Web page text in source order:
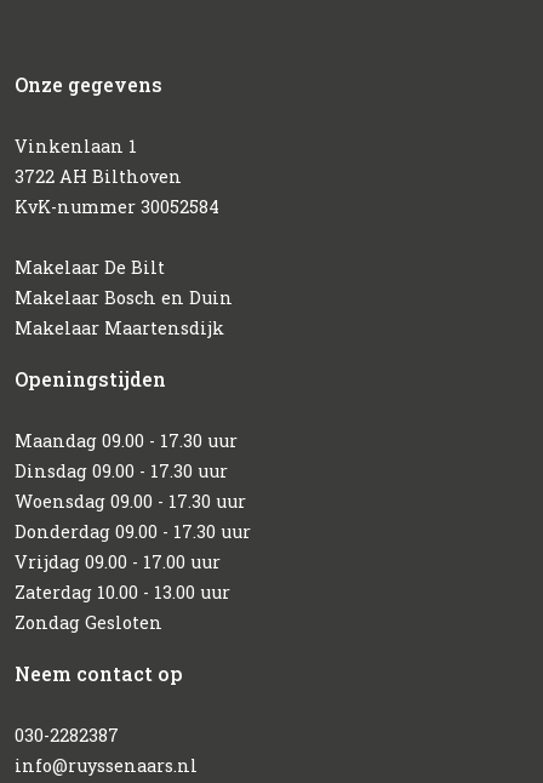
Onze gegevens
Vinkenlaan 1
3722 AH Bilthoven
KvK-nummer 30052584
Makelaar De Bilt
Makelaar Bosch en Duin
Makelaar Maartensdijk
Openingstijden
Maandag 09.00 - 17.30 uur
Dinsdag 09.00 - 17.30 uur
Woensdag 09.00 - 17.30 uur
Donderdag 09.00 - 17.30 uur
Vrijdag 09.00 - 17.00 uur
Zaterdag 10.00 - 13.00 uur
Zondag Gesloten
Neem contact op
030-2282387
info@ruyssenaars.nl